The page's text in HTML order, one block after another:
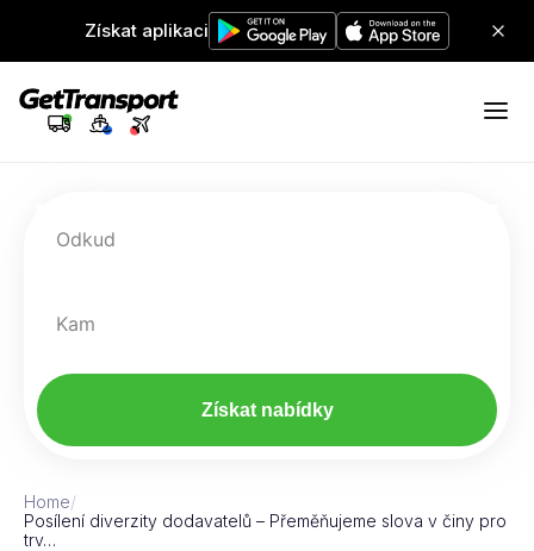
Získat aplikaci
Odkud
Kam
Získat nabídky
Home/
Posílení diverzity dodavatelů – Přeměňujeme slova v činy pro
trv…